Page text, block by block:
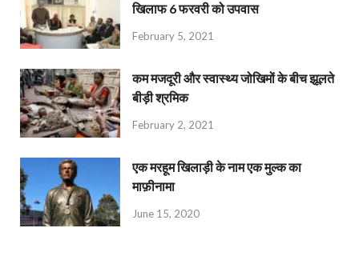
खिलाफ 6 फरवरी को उपवास
February 5, 2021
कम मजदूरी और स्वास्थ्य जोखिमों के बीच झूलते
बीड़ी श्रमिक
February 2, 2021
एक मरहूम खिलाड़ी के नाम एक मुल्क का
माफ़ीनामा
June 15, 2020